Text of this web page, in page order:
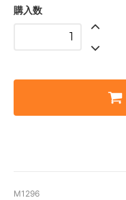
購入数
M1296